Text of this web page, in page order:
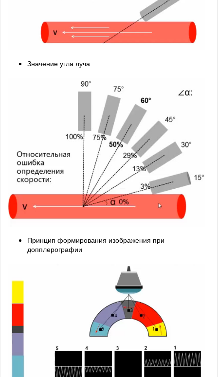
Значение угла луча
Принцип формирования изображения при
допплерографии